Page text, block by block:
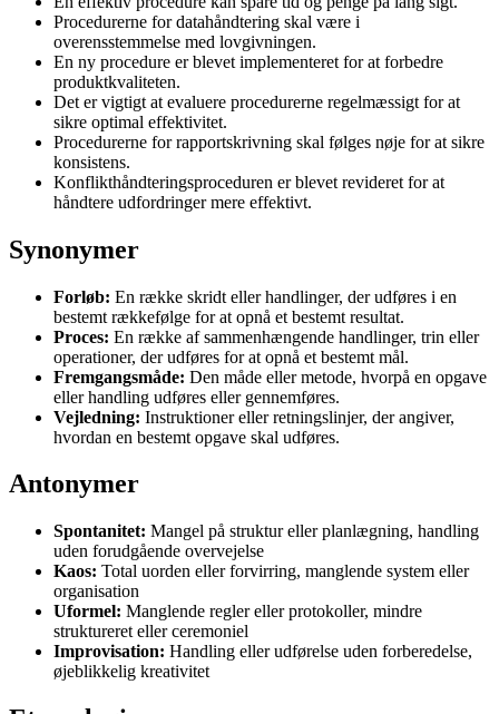
Procedurerne for datahåndtering skal være i
overensstemmelse med lovgivningen.
En ny procedure er blevet implementeret for at forbedre
produktkvaliteten.
Det er vigtigt at evaluere procedurerne regelmæssigt for at
sikre optimal effektivitet.
Procedurerne for rapportskrivning skal følges nøje for at sikre
konsistens.
Konflikthåndteringsproceduren er blevet revideret for at
håndtere udfordringer mere effektivt.
Synonymer
Forløb: En række skridt eller handlinger, der udføres i en
bestemt rækkefølge for at opnå et bestemt resultat.
Proces: En række af sammenhængende handlinger, trin eller
operationer, der udføres for at opnå et bestemt mål.
Fremgangsmåde: Den måde eller metode, hvorpå en opgave
eller handling udføres eller gennemføres.
Vejledning: Instruktioner eller retningslinjer, der angiver,
hvordan en bestemt opgave skal udføres.
Antonymer
Spontanitet: Mangel på struktur eller planlægning, handling
uden forudgående overvejelse
Kaos: Total uorden eller forvirring, manglende system eller
organisation
Uformel: Manglende regler eller protokoller, mindre
struktureret eller ceremoniel
Improvisation: Handling eller udførelse uden forberedelse,
øjeblikkelig kreativitet